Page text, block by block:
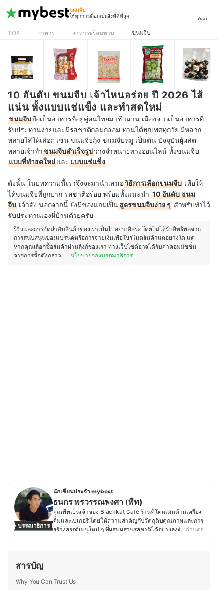
ขนมจีบ
ให้ทุกการเลือกเป็นสิ่งที่ดีที่สุด
ค้นหา
TOP อาหาร อาหารพร้อมทาน ขนมจีบ
10 อันดับ ขนมจีบ เจ้าไหนอร่อย ปี 2026 ไส้
แน่น ทั้งแบบแช่แข็ง และทำสดใหม่
ขนมจีบถือเป็นอาหารที่อยู่คู่คนไทยมาช้านาน เนื่องจากเป็นอาหารที่
รับประทานง่ายและมีรสชาติกลมกล่อม ทานได้ทุกเพศทุกวัย มีหลาก
หลายไส้ให้เลือก เช่น ขนมจีบกุ้ง ขนมจีบหมู เป็นต้น ปัจจุบันผู้ผลิต
หลายเจ้าทำขนมจีบสำเร็จรูปวางจำหน่ายทางออนไลน์ ทั้งขนมจีบ
แบบที่ทำสดใหม่และแบบแช่แข็ง
ดังนั้น ในบทความนี้เราจึงจะมานำเสนอวิธีการเลือกขนมจีบ เพื่อให้
ได้ขนมจีบที่ถูกปาก รสชาติอร่อย พร้อมทั้งแนะนำ 10 อันดับ ขนม
จีบ เจ้าดัง นอกจากนี้ ยังมีของแถมเป็นสูตรขนมจีบง่าย ๆ สำหรับทำไว้
รับประทานเองที่บ้านด้วยครับ
รีวิวและการจัดลำดับสินค้าของเราเป็นไปอย่างอิสระ โดยไม่ได้รับอิทธิพลจาก
การสนับสนุนของแบรนด์หรือการจ่ายเงินเพื่อโปรโมตสินค้าแต่อย่างใด แต่
หากคุณเลือกซื้อสินค้าผ่านลิงก์ของเรา ทางเว็บไซต์อาจได้รับค่าคอมมิชชั่น
จากการซื้อดังกล่าว
นโยบายกองบรรณาธิการ
บรรณาธิการ
นักเขียนประจำ mybest
ธนกร พรวรรณพงศา (พีท)
คุณพีทเป็นเจ้าของ Blackkat Café ร้านที่โดดเด่นด้านเครื่อง
ดื่มและเบเกอรี่ โดยให้ความสำคัญกับวัตถุดิบคุณภาพและการ
สร้างสรรค์เมนูใหม่ ๆ ที่ผสมผสานรสชาติได้อย่างลงตัว ด้วย
ที่น่าประทับใจให้ลูกค้า ตั้งแต่การพัฒนาเมนูตามฤดูกาล กา
…อ่านต่อ
สารบัญ
Why You Can Trust Us